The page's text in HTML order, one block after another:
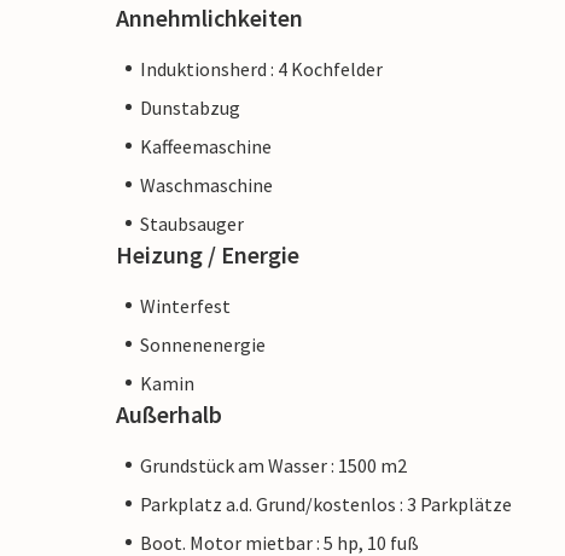
Annehmlichkeiten
Induktionsherd : 4 Kochfelder
Dunstabzug
Kaffeemaschine
Waschmaschine
Staubsauger
Heizung / Energie
Winterfest
Sonnenenergie
Kamin
Außerhalb
Grundstück am Wasser : 1500 m2
Parkplatz a.d. Grund/kostenlos : 3 Parkplätze
Boot. Motor mietbar : 5 hp, 10 fuß